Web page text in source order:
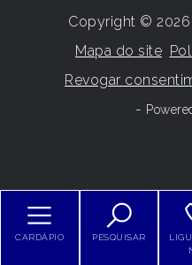
Copyright ©
Mapa do site
Revogar
-
CARDÁPIO PESQUISAR